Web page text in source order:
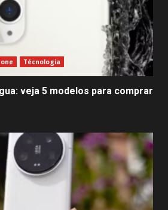
Técnologia
veja 5 modelos para comprar